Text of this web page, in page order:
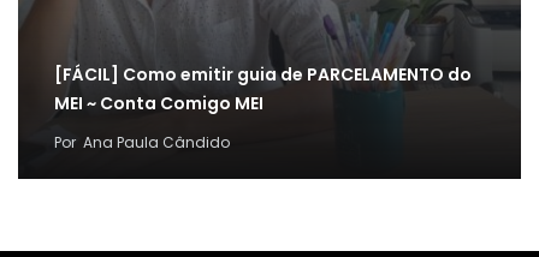
[FÁCIL] Como emitir guia de PARCELAMENTO do
MEI ~ Conta Comigo MEI
Por Ana Paula Cândido